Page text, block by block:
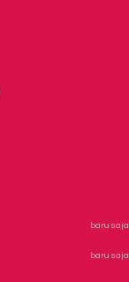
baru saja
baru saja